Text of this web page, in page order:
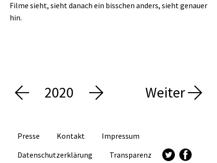
Filme sieht, sieht danach ein bisschen anders, sieht genauer
hin.
2020 Weiter
Presse Kontakt
Impressum
Datenschutzerklärung
Transparenz